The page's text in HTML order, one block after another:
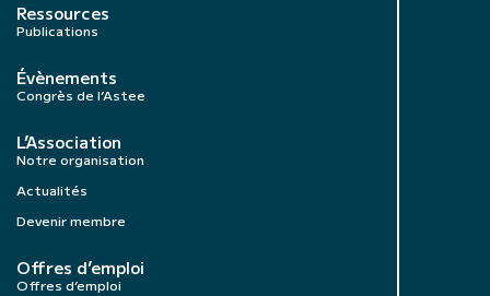
Ressources
Publications
Évènements
Congrès de l’Astee
L’Association
Notre organisation
Actualités
Devenir membre
Offres d’emploi
Offres d’emploi